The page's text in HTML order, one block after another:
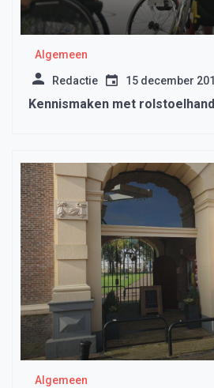
Algemeen
Redactie 15 december
Kennismaken met
Algemeen